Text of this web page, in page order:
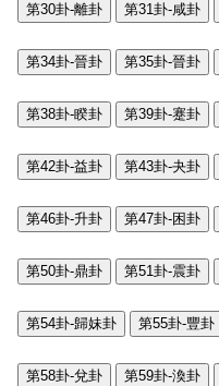
第30卦-離卦 第31卦-咸卦
第34卦-晉卦 第35卦-晉卦
第38卦-睽卦 第39卦-蹇卦
第42卦-益卦 第43卦-夬卦
第46卦-升卦 第47卦-困卦
第50卦-鼎卦 第51卦-震卦
第54卦-歸妹卦 第55卦-豐卦
第58卦-兌卦 第59卦-渙卦